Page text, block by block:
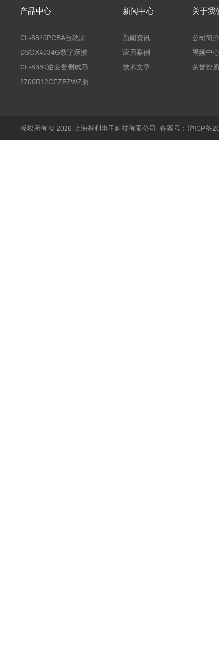
产品中心
CL-8840PCBA自动测
试台系统
DSOX4034G数字示波
器
CL-8380逆变器测试系
统台
2700R12CFZEZWZ质
新闻中心
新闻资讯
应用案例
技术文章
关于我
公司简介
视频中心
荣誉资质
版权所有 © 2026 上海骋利电子科技有限公司 备案号：沪ICP备